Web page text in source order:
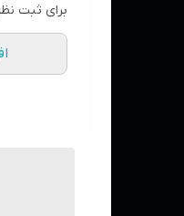
برای ثبت